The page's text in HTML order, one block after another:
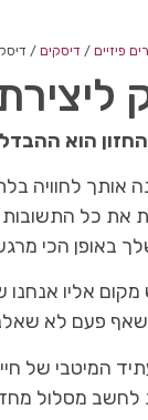
פיזיים / דיסקים / דיסק
הוא
את כל התשובות
באופן הכי
מקום אליו
פעם לא
המיטבי של
מסלול